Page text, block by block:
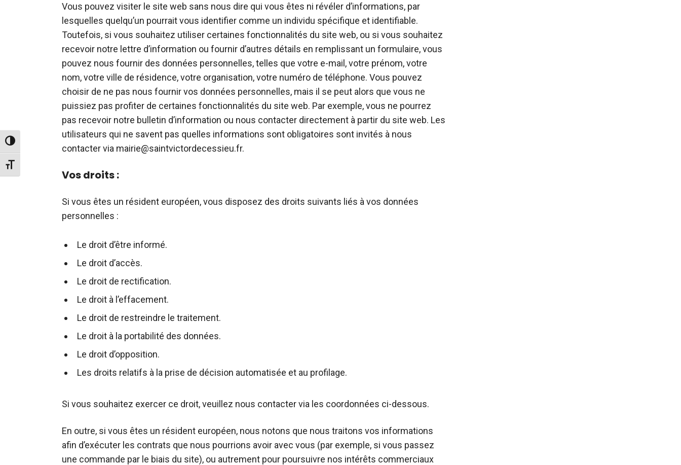
Passer en contraste élevé
Changer la taille de la police
Vous pouvez visiter le site web sans nous dire qui vous êtes ni révéler d’informations, par
lesquelles quelqu’un pourrait vous identifier comme un individu spécifique et identifiable.
Toutefois, si vous souhaitez utiliser certaines fonctionnalités du site web, ou si vous souhaitez
recevoir notre lettre d’information ou fournir d’autres détails en remplissant un formulaire, vous
pouvez nous fournir des données personnelles, telles que votre e-mail, votre prénom, votre
nom, votre ville de résidence, votre organisation, votre numéro de téléphone. Vous pouvez
choisir de ne pas nous fournir vos données personnelles, mais il se peut alors que vous ne
puissiez pas profiter de certaines fonctionnalités du site web. Par exemple, vous ne pourrez
pas recevoir notre bulletin d’information ou nous contacter directement à partir du site web. Les
utilisateurs qui ne savent pas quelles informations sont obligatoires sont invités à nous
contacter via mairie@saintvictordecessieu.fr.
Vos droits :
Si vous êtes un résident européen, vous disposez des droits suivants liés à vos données
personnelles :
Le droit d’être informé.
Le droit d’accès.
Le droit de rectification.
Le droit à l’effacement.
Le droit de restreindre le traitement.
Le droit à la portabilité des données.
Le droit d’opposition.
Les droits relatifs à la prise de décision automatisée et au profilage.
Si vous souhaitez exercer ce droit, veuillez nous contacter via les coordonnées ci-dessous.
En outre, si vous êtes un résident européen, nous notons que nous traitons vos informations
afin d’exécuter les contrats que nous pourrions avoir avec vous (par exemple, si vous passez
une commande par le biais du site), ou autrement pour poursuivre nos intérêts commerciaux